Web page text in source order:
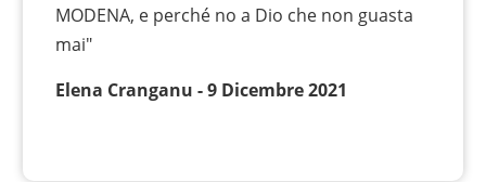
MODENA, e perché no a Dio che non guasta
mai"
Elena Cranganu - 9 Dicembre 2021